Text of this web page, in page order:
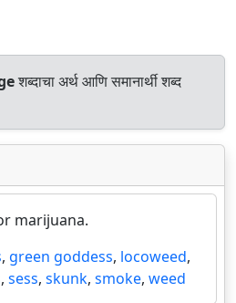
शब्दाचा अर्थ आणि समानार्थी शब्द
marijuana.
, green goddess, locoweed,
, sess, skunk, smoke, weed